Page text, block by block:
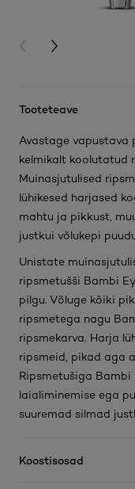
PREVIOUS CARD
NEXT CARD
Tooteteave
Avastage vapustava
kelmikalt koolutatud
Muinasjutulised
lühikesed harjased
mahtu ja pikkust,
justkui võlukepi
Unistate
ripsmetušši Bambi
pilgu. Võluge kõiki
ripsmetega nagu
ripsmekarva. Harja
ripsmeid, pikad aga
Ripsmetušiga Bambi
laialiminemise ega
suuremad silmad
Koostisosad